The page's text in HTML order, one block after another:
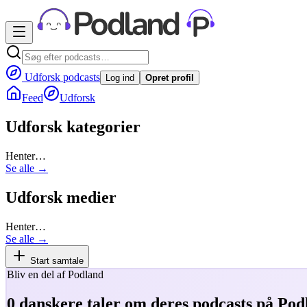
Udforsk podcasts Log ind Opret profil
Feed Udforsk
Udforsk kategorier
Henter…
Se alle →
Udforsk medier
Henter…
Se alle →
Start samtale
Bliv en del af Podland